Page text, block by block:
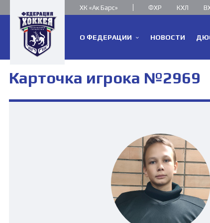
ХК «Ак Барс» ФХР КХЛ
О ФЕДЕРАЦИИ НОВОСТИ
Карточка игрока №2969